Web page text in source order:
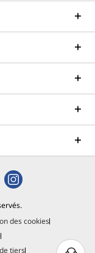
des cookies
tiers